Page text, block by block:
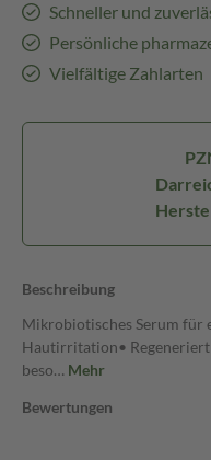
Schneller und
Persönliche
Vielfältige Zahlarten
Beschreibung
Mikrobiotisches Serum für
Hautirritation•
beso… Mehr
Bewertungen